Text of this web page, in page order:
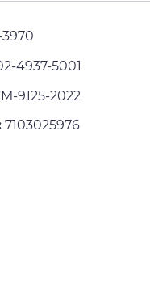
3970
4937-5001
9125-2022
7103025976